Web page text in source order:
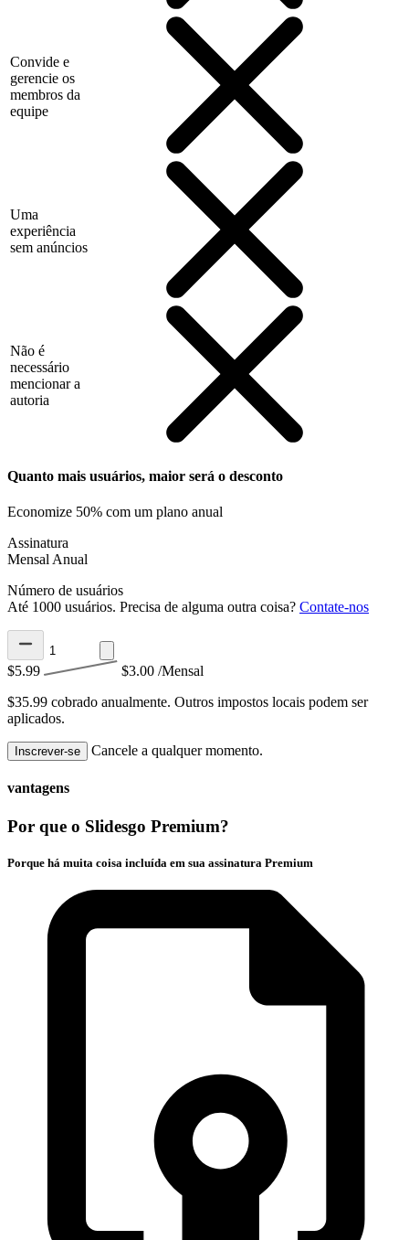
Convide e
gerencie os
membros da
equipe
Uma
experiência
sem anúncios
Não é
necessário
mencionar a
autoria
Quanto mais usuários, maior será o desconto
Economize 50% com um plano anual
Assinatura
Mensal Anual
Número de usuários
Até 1000 usuários. Precisa de alguma outra coisa? Contate-nos
$5.99 $3.00 /Mensal
$35.99 cobrado anualmente. Outros impostos locais podem ser
aplicados.
Inscrever-se Cancele a qualquer momento.
vantagens
Por que o Slidesgo Premium?
Porque há muita coisa incluída em sua assinatura Premium